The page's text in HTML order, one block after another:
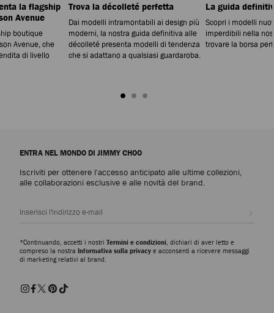
la flagship
Avenue
boutique
Avenue, che
di livello
Trova la décolleté perfetta
Dai modelli intramontabili ai design più
moderni, la nostra guida definitiva alle
décolleté presenta modelli di tendenza
che si adattano a qualsiasi guardaroba.
La guida
Scopri i modelli
imperdibili nella
trovare la borsa
ENTRA NEL MONDO DI JIMMY CHOO
Iscriviti per ottenere l'accesso anticipato alle ultime collezioni,
alle collaborazioni esclusive e alle novità del brand.
*Continuando, accetti i nostri Termini e condizioni, dichiari di aver letto e
compreso la nostra Informativa sulla privacy e acconsenti a ricevere messaggi
di marketing relativi al brand.